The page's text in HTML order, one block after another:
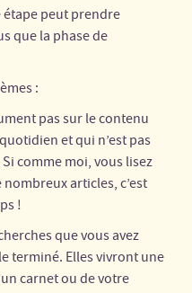
étape peut prendre
que la phase de
:
pas sur le contenu
et qui n’est pas
comme moi, vous lisez
articles, c’est
!
que vous avez
terminé. Elles vivront une
carnet ou de votre